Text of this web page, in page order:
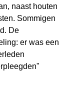
naast houten
Sommigen
De
er was een